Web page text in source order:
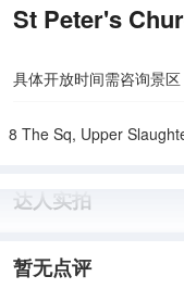
St Peter's
具体开放时间需咨询景区
8 The Sq, Upper
达人实拍
暂无点评